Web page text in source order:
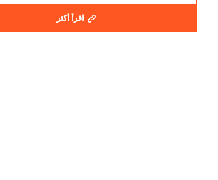
اقرأ أكثر